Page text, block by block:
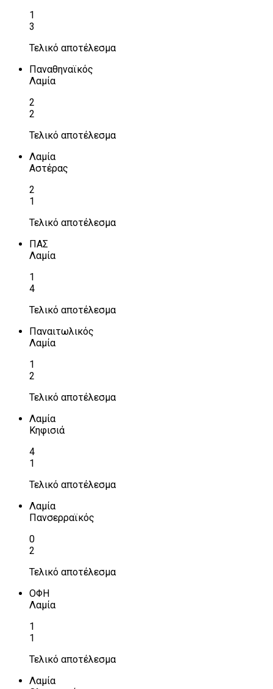
1
3
Τελικό αποτέλεσμα
Παναθηναϊκός
Λαμία
2
2
Τελικό αποτέλεσμα
Λαμία
Αστέρας
2
1
Τελικό αποτέλεσμα
ΠΑΣ
Λαμία
1
4
Τελικό αποτέλεσμα
Παναιτωλικός
Λαμία
1
2
Τελικό αποτέλεσμα
Λαμία
Κηφισιά
4
1
Τελικό αποτέλεσμα
Λαμία
Πανσερραϊκός
0
2
Τελικό αποτέλεσμα
ΟΦΗ
Λαμία
1
1
Τελικό αποτέλεσμα
Λαμία